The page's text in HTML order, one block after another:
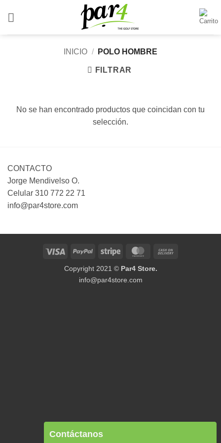
INICIO / POLO HOMBRE
FILTRAR
No se han encontrado productos que coincidan con tu
selección.
CONTACTO
Jorge Mendivelso O.
Celular 310 772 22 71
info@par4store.com
Visa PayPal Stripe MasterCard
Copyright 2021 © Par4 Store.
info@par4store.com
Contáctanos